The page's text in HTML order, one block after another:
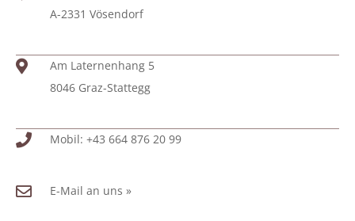
A-2331 Vösendorf
Am Laternenhang 5
8046 Graz-Stattegg
Mobil: +43 664 876 20 99
E-Mail an uns »